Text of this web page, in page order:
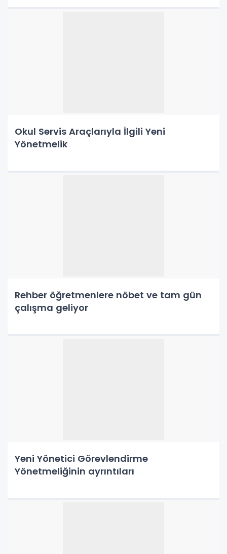
Okul Servis Araçlarıyla İlgili Yeni
Yönetmelik
Rehber öğretmenlere nöbet ve tam gün
çalışma geliyor
Yeni Yönetici Görevlendirme
Yönetmeliğinin ayrıntıları